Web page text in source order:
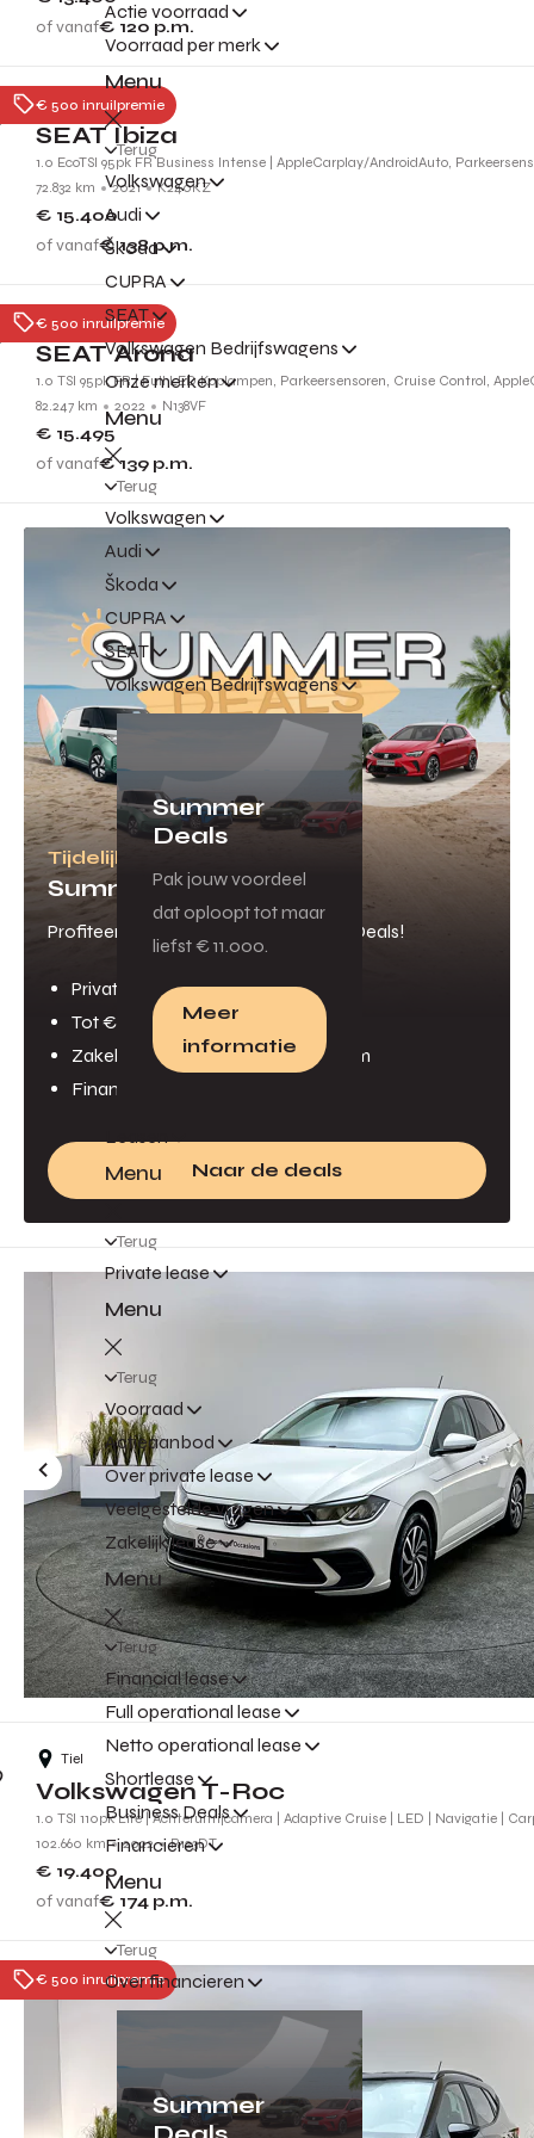
Actie voorraad
Voorraad per merk
Menu
Terug
Volkswagen
Audi
Škoda
CUPRA
SEAT
Volkswagen Bedrijfswagens
Onze merken
Menu
Terug
Volkswagen
Audi
Škoda
CUPRA
SEAT
Volkswagen Bedrijfswagens
Summer
Deals
Pak jouw voordeel
dat oploopt tot maar
liefst € 11.000.
Meer
informatie
Leasen
Menu
Terug
Private lease
Menu
Terug
Voorraad
Actieaanbod
Over private lease
Veelgestelde vragen
Zakelijk lease
Menu
Terug
Financial lease
Full operational lease
Netto operational lease
Shortlease
Business Deals
Financieren
Menu
Terug
Over financieren
Summer
of vanaf€ 120 p.m.
€ 500 inruilpremie
Tiel
SEAT Ibiza
1.0 EcoTSI 95pk FR Business Intense | AppleCarplay/AndroidAuto,
72.832 km
2021 K240KZ
€ 15.400
of vanaf€ 138p.m.
€ 500 inruilpremie
Tiel
SEAT Arona
1.0 TSI 95pk FR | Full LED Koplampen, Parkeersensoren, Cruise Control,
82.247 km
2022 N138VF
€ 15.495
of vanaf€ 139 p.m.
Tijdelijk veel voordeel
Summer Deals
Profiteer van onze scherpe Summer Deals!
Private lease met € 30 korting p/m
Tot € 5.000 inruilpremie
Zakelijk rijden met € 102 korting p/m
Financieren tegen 6,99% rente
Naar de deals
Tiel
Volkswagen T-Roc
1.0 TSI 110pk Life | Achteruitrijcamera | Adaptive Cruise | LED | Navigatie |
102.660 km
2022 R123DT
€ 19.400
of vanaf€ 174 p.m.
€ 500 inruilpremie